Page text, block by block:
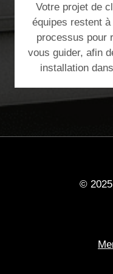
Votre projet de
équipes restent
processus pour
vous guider, afin
installation
©